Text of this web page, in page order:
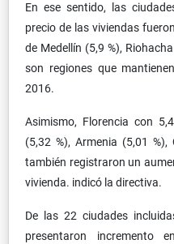
En ese sentido, las
precio de las viviendas
de Medellín (5,9 %),
son regiones que
2016.
Asimismo, Florencia con
(5,32 %), Armenia (5,01
también registraron un
vivienda. indicó la directiva.
De las 22 ciudades
presentaron incremento